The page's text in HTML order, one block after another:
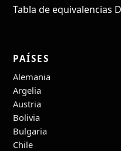
Tabla de equivalencias
PAÍSES
Alemania
Argelia
Austria
Bolivia
Bulgaria
Chile